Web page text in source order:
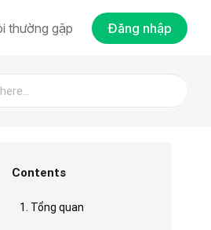
thường gặp Đăng nhập
Contents
1. Tổng quan